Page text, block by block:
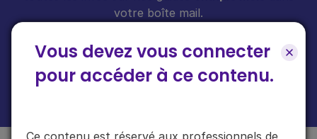
Vous devez vous connecter
pour accéder à ce contenu.
Ce contenu est réservé aux professionnels de
votre boîte mail.
En cliquant sur "s'inscrire", vous acceptez de recevoir notre newsletter.